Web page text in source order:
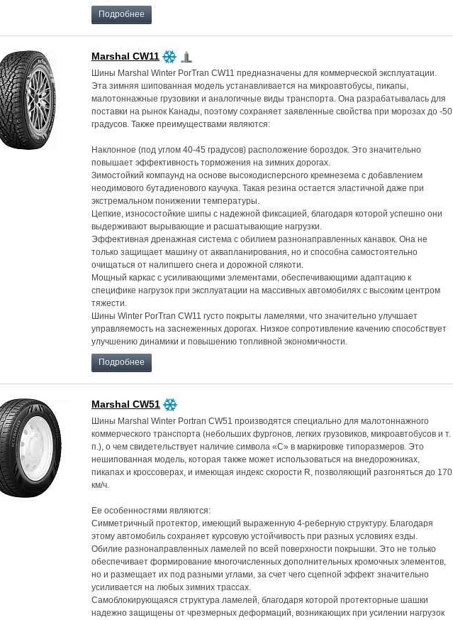
Подробнее
Marshal CW11
Шины Marshal Winter PorTran CW11 предназначены для коммерческой эксплуатации.
Эта зимняя шипованная модель устанавливается на микроавтобусы, пикапы,
малотоннажные грузовики и аналогичные виды транспорта. Она разрабатывалась для
поставки на рынок Канады, поэтому сохраняет заявленные свойства при морозах до -50
градусов. Также преимуществами являются:
Наклонное (под углом 40-45 градусов) расположение бороздок. Это значительно
повышает эффективность торможения на зимних дорогах.
Зимостойкий компаунд на основе высокодисперсного кремнезема с добавлением
неодимового бутадиенового каучука. Такая резина остается эластичной даже при
экстремальном понижении температуры.
Цепкие, износостойкие шипы с надежной фиксацией, благодаря которой успешно они
выдерживают вырывающие и расшатывающие нагрузки.
Эффективная дренажная система с обилием разнонаправленных канавок. Она не
только защищает машину от аквапланирования, но и способна самостоятельно
очищаться от налипшего снега и дорожной слякоти.
Мощный каркас с усиливающими элементами, обеспечивающими адаптацию к
специфике нагрузок при эксплуатации на массивных автомобилях с высоким центром
тяжести.
Шины Winter PorTran CW11 густо покрыты ламелями, что значительно улучшает
управляемость на заснеженных дорогах. Низкое сопротивление качению способствует
улучшению динамики и повышению топливной экономичности.
Подробнее
Marshal CW51
Шины Marshal Winter Portran CW51 производятся специально для малотоннажного
коммерческого транспорта (небольших фургонов, легких грузовиков, микроавтобусов и т.
п.), о чем свидетельствует наличие символа «С» в маркировке типоразмеров. Это
нешипованная модель, которая также может использоваться на внедорожниках,
пикапах и кроссоверах, и имеющая индекс скорости R, позволяющий разгоняться до 170
км/ч.
Ее особенностями являются:
Симметричный протектор, имеющий выраженную 4-реберную структуру. Благодаря
этому автомобиль сохраняет курсовую устойчивость при разных условиях езды.
Обилие разнонаправленных ламелей по всей поверхности покрышки. Это не только
обеспечивает формирование многочисленных дополнительных кромочных элементов,
но и размещает их под разными углами, за счет чего сцепной эффект значительно
усиливается на любых зимних трассах.
Самоблокирующаяся структура ламелей, благодаря которой протекторные шашки
надежно защищены от чрезмерных деформаций, возникающих при усилении нагрузок